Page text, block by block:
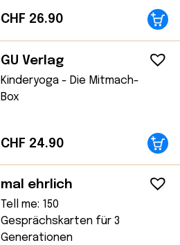
CHF 26.90
GU Verlag
Kinderyoga - Die Mitmach-
Box
CHF 24.90
mal ehrlich
Tell me: 150
Gesprächskarten für 3
Generationen